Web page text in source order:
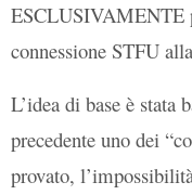
ESCLUSIVAMENTE
connessione STFU
L’idea di base è stata
precedente uno dei
provato,